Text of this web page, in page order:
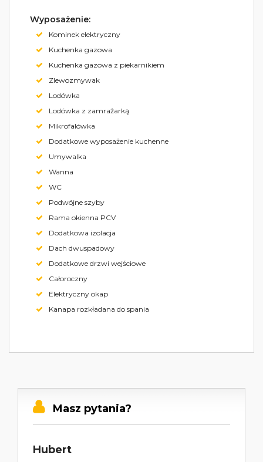
Wyposażenie:
Kominek elektryczny
Kuchenka gazowa
Kuchenka gazowa z piekarnikiem
Zlewozmywak
Lodówka
Lodówka z zamrażarką
Mikrofalówka
Dodatkowe wyposażenie kuchenne
Umywalka
Wanna
WC
Podwójne szyby
Rama okienna PCV
Dodatkowa izolacja
Dach dwuspadowy
Dodatkowe drzwi wejściowe
Całoroczny
Elektryczny okap
Kanapa rozkładana do spania
Masz pytania?
Hubert